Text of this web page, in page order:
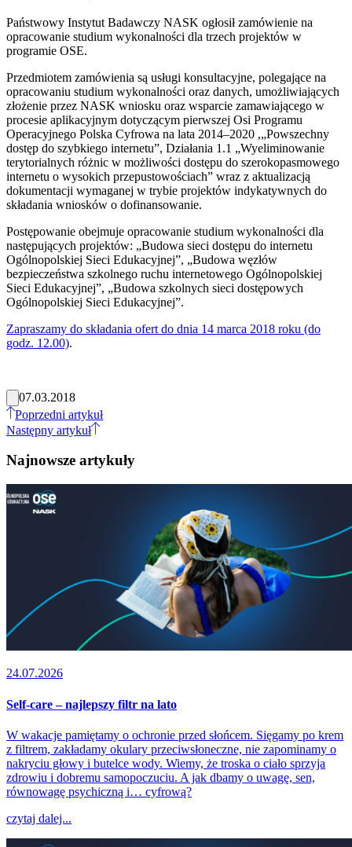
Państwowy Instytut Badawczy NASK ogłosił zamówienie na
opracowanie studium wykonalności dla trzech projektów w
programie OSE.
Przedmiotem zamówienia są usługi konsultacyjne, polegające na
opracowaniu studium wykonalności oraz danych, umożliwiających
złożenie przez NASK wniosku oraz wsparcie zamawiającego w
procesie aplikacyjnym dotyczącym pierwszej Osi Programu
Operacyjnego Polska Cyfrowa na lata 2014–2020 ,„Powszechny
dostęp do szybkiego internetu”, Działania 1.1 „Wyeliminowanie
terytorialnych różnic w możliwości dostępu do szerokopasmowego
internetu o wysokich przepustowościach” wraz z aktualizacją
dokumentacji wymaganej w trybie projektów indykatywnych do
składania wniosków o dofinansowanie.
Postępowanie obejmuje opracowanie studium wykonalności dla
następujących projektów: „Budowa sieci dostępu do internetu
Ogólnopolskiej Sieci Edukacyjnej”, „Budowa węzłów
bezpieczeństwa szkolnego ruchu internetowego Ogólnopolskiej
Sieci Edukacyjnej”, „Budowa szkolnych sieci dostępowych
Ogólnopolskiej Sieci Edukacyjnej”.
Zapraszamy do składania ofert do dnia 14 marca 2018 roku (do
godz. 12.00).
07.03.2018
Poprzedni artykuł
Następny artykuł
Najnowsze artykuły
24.07.2026
Self-care – najlepszy filtr na lato
W wakacje pamiętamy o ochronie przed słońcem. Sięgamy po krem
z filtrem, zakładamy okulary przeciwsłoneczne, nie zapominamy o
nakryciu głowy i butelce wody. Wiemy, że troska o ciało sprzyja
zdrowiu i dobremu samopoczuciu. A jak dbamy o uwagę, sen,
równowagę psychiczną i… cyfrową?
czytaj dalej...